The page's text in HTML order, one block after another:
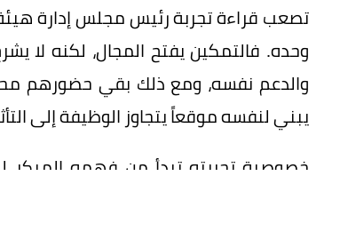
تصعب قراءة تجربة رئيس مجلس إدارة
وحده. فالتمكين يفتح المجال، لكنه لا
والدعم نفسه، ومع ذلك بقي حضورهم
يبني لنفسه موقعاً يتجاوز الوظيفة إلى
خصوصية تجربته تبدأ من فهمه المبكر